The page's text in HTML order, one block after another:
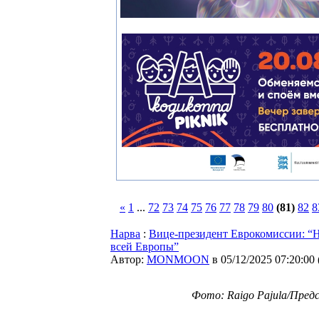
« 1 ... 72 73 74 75 76 77 78 79 80 (81) 82
Нарва : Вице-президент Еврокомиссии:
всей Европы”
Автор: MONMOON в 05/12/2025 07:20:00
Фото: Raigo Pajula/